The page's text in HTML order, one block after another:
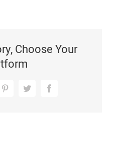
Choose Your
Facebook
Twitter